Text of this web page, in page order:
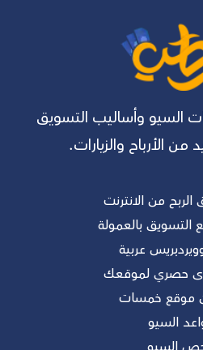
السيو وأساليب التسويق
من الأرباح والزيارات.
من الانترنت
بالعمولة
عربية
حصري لموقعك
موقع خمسات
السيو